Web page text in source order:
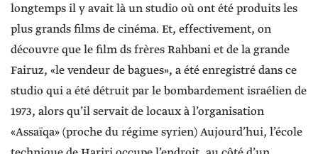
longtemps il y avait là un studio où ont été produits les
plus grands films de cinéma. Et, effectivement, on
découvre que le film ds frères Rahbani et de la grande
Fairuz, «le vendeur de bagues», a été enregistré dans ce
studio qui a été détruit par le bombardement israélien de
1973, alors qu’il servait de locaux à l’organisation
«Assaïqa» (proche du régime syrien) Aujourd’hui, l’école